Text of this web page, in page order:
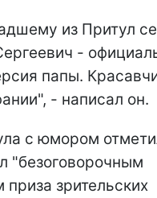
из Притул
-
папы.
- написал он.
с юмором
"безоговорочным
приза зрительских